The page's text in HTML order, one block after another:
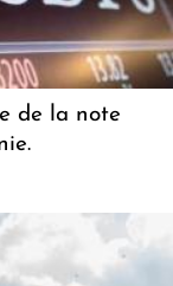
de la note